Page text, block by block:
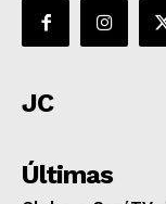
JC
Últimas